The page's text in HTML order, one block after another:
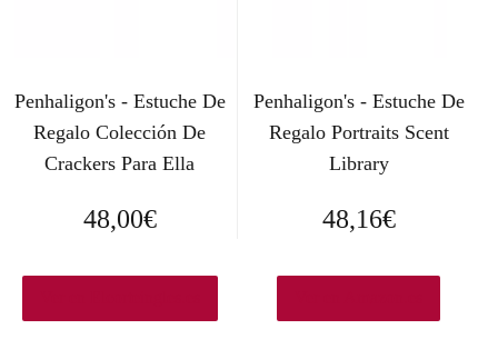
Penhaligon's - Estuche De
Regalo Colección De
Crackers Para Ella
48,00€
Penhaligon's - Estuche De
Regalo Portraits Scent
Library
48,16€